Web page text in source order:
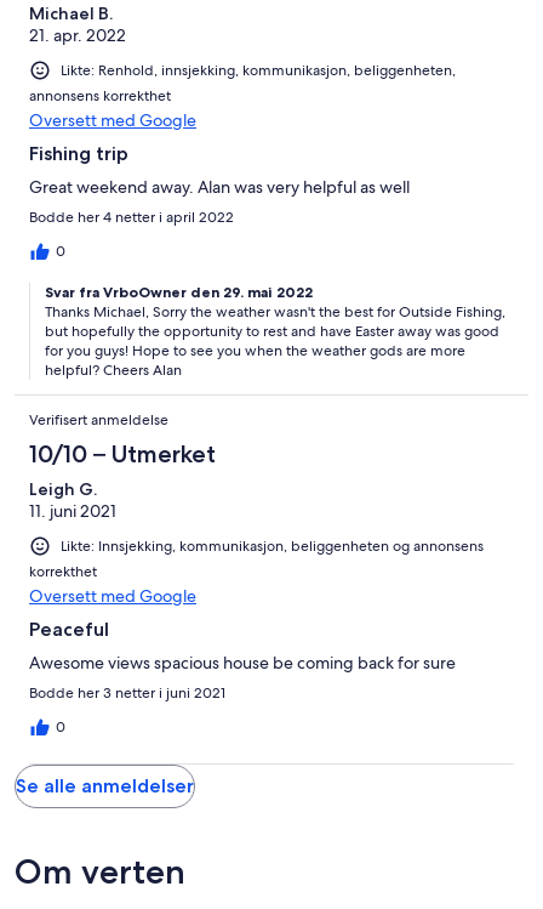
Michael B.
21. apr. 2022
Likte: Renhold, innsjekking, kommunikasjon, beliggenheten,
annonsens korrekthet
Oversett med Google
Fishing trip
Great weekend away. Alan was very helpful as well
Bodde her 4 netter i april 2022
0
Svar fra VrboOwner den 29. mai 2022
Thanks Michael, Sorry the weather wasn't the best for Outside Fishing,
but hopefully the opportunity to rest and have Easter away was good
for you guys! Hope to see you when the weather gods are more
helpful? Cheers Alan
Verifisert anmeldelse
10/10 – Utmerket
Leigh G.
11. juni 2021
Likte: Innsjekking, kommunikasjon, beliggenheten og annonsens
korrekthet
Oversett med Google
Peaceful
Awesome views spacious house be coming back for sure
Bodde her 3 netter i juni 2021
0
Se alle anmeldelser
Om verten